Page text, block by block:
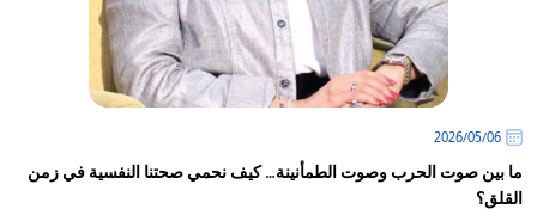
06‏/05‏/2026
ما بين صوت الحرب وصوت الطمأنينة… كيف نحمي صحتنا النفسية في زمن
القلق؟